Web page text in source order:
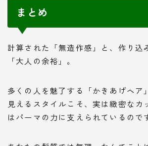
まとめ
計算された「無造作感」と、作り込
「大人の余裕」。
多くの人を魅了する「かきあげヘア
見えるスタイルこそ、実は緻密なカ
はパーマの力に支えられているので